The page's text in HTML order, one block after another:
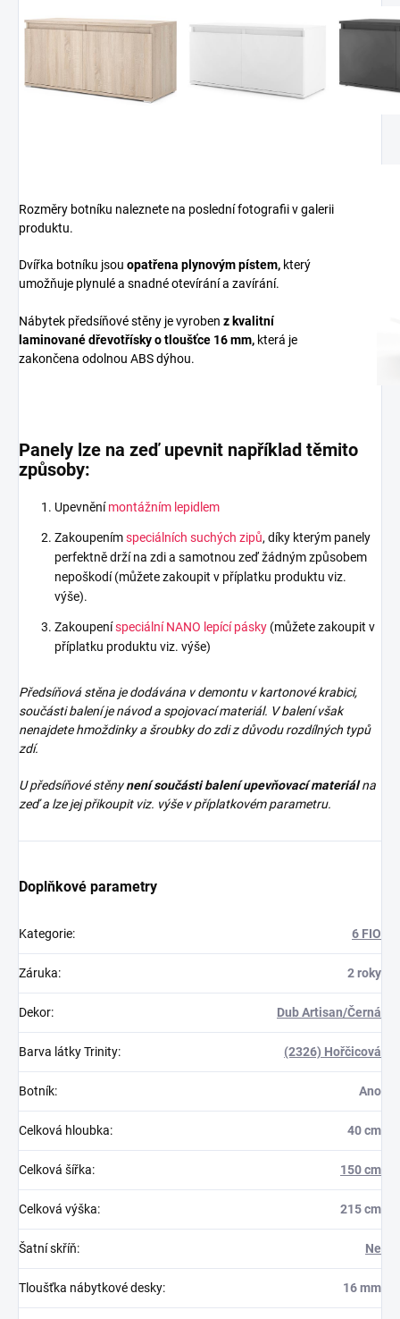
Rozměry botníku naleznete na poslední fotografii v galerii
produktu.
Dvířka botníku jsou opatřena plynovým pístem, který
umožňuje plynulé a snadné otevírání a zavírání.
Nábytek předsíňové stěny je vyroben z kvalitní
laminované dřevotřískyo tloušťce 16 mm, která je
zakončena odolnou ABS dýhou.
Panely lze na zeď upevnit například těmito
způsoby:
Upevněnímontážním lepidlem
Zakoupenímspeciálních suchých zipů, díky kterým panely
perfektně drží na zdi a samotnou zeď žádným způsobem
nepoškodí (můžete zakoupit v příplatku produktu viz.
výše).
Zakoupeníspeciální NANO lepící pásky (můžete zakoupit v
příplatku produktu viz. výše)
Předsíňová stěna je dodávána v demontu v kartonové krabici,
součásti balení je návod a spojovací materiál. V balení však
nenajdetehmoždinky a šroubky do zdi z důvodu rozdílných typů
zdí.
U předsíňové stěnynení součásti balení upevňovací materiálna
zeď a lze jej přikoupit viz. výše v příplatkovém parametru.
Doplňkové parametry
Kategorie: 6 FIO
Záruka: 2 roky
Dekor: Dub Artisan/Černá
Barva látky Trinity: (2326) Hořčicová
Botník: Ano
Celková hloubka: 40 cm
Celková šířka: 150 cm
Celková výška: 215 cm
Šatní skříň: Ne
Tloušťka nábytkové desky: 16 mm